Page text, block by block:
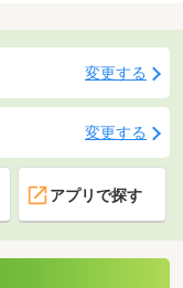
変更する
変更する
アプリで探す